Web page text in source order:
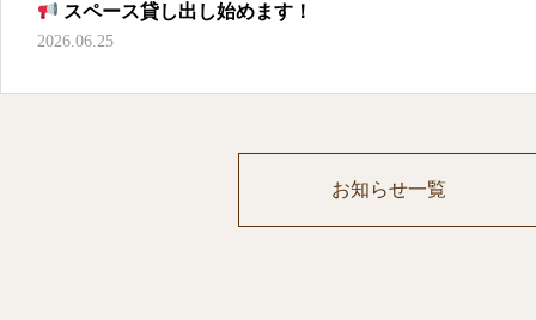
スペース貸し出し始めます！
2026.06.25
お知らせ一覧